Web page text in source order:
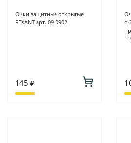
Очки защитные открытые
REXANT арт. 09-0902
145 ₽
c